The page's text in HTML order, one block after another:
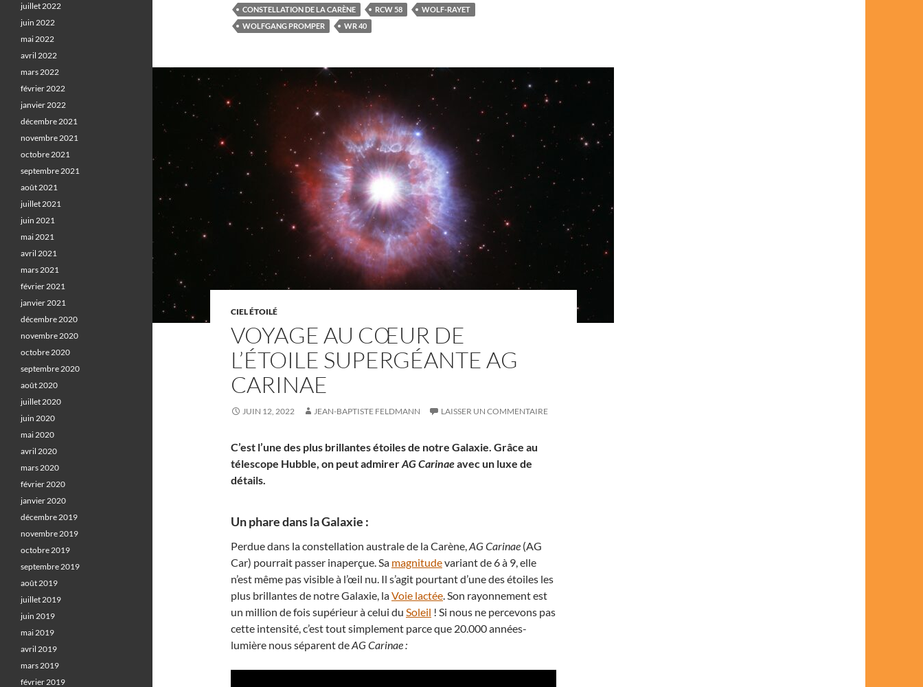
CONSTELLATION DE LA CARÈNE RCW 58
WOLF-RAYET
WOLFGANG PROMPER
WR 40
CIEL ÉTOILÉ
VOYAGE AU CŒUR DE
L’ÉTOILE SUPERGÉANTE AG
CARINAE
JUIN 12, 2022 JEAN-BAPTISTE FELDMANN LAISSER UN COMMENTAIRE
C’est l’une des plus brillantes étoiles de notre Galaxie. Grâce au
télescope Hubble, on peut admirerAG Carinaeavec un luxe de
détails.
Un phare dans la Galaxie :
Perdue dans la constellation australe de la Carène,AG Carinae (AG
Car) pourrait passer inaperçue. Sa magnitudevariant de 6 à 9, elle
n’est même pas visible à l’œil nu. Il s’agit pourtant d’une des étoiles les
plus brillantes de notre Galaxie, laVoie lactée. Son rayonnement est
un million de fois supérieur à celui du Soleil ! Si nous ne percevons pas
cette intensité, c’est tout simplement parce que 20.000 années-
lumière nous séparent deAG Carinae :
juillet 2022
juin 2022
mai 2022
avril 2022
mars 2022
février 2022
janvier 2022
décembre 2021
novembre 2021
octobre 2021
septembre 2021
août 2021
juillet 2021
juin 2021
mai 2021
avril 2021
mars 2021
février 2021
janvier 2021
décembre 2020
novembre 2020
octobre 2020
septembre 2020
août 2020
juillet 2020
juin 2020
mai 2020
avril 2020
mars 2020
février 2020
janvier 2020
décembre 2019
novembre 2019
octobre 2019
septembre 2019
août 2019
juillet 2019
juin 2019
mai 2019
avril 2019
mars 2019
février 2019